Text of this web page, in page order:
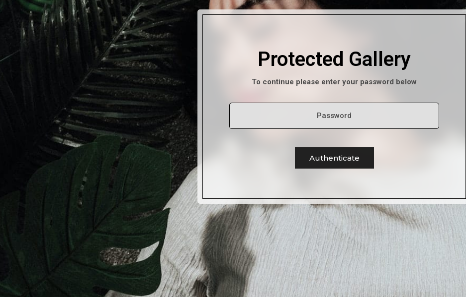
Protected Gallery
To continue please enter your password below